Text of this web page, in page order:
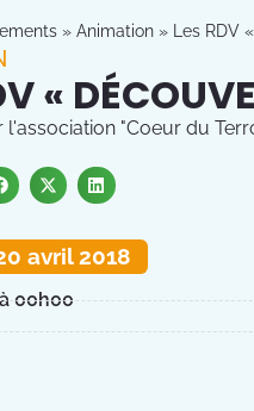
» Animation » Les RDV
«
l'association "Coeur du
avril 2018
00h00